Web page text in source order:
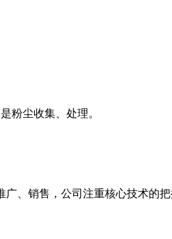
粉尘收集、处理。
、销售，公司注重核心技术的